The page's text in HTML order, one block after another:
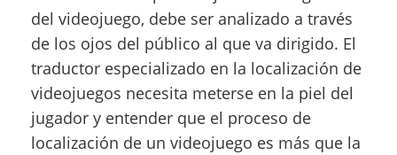
del videojuego, debe ser analizado a través
de los ojos del público al que va dirigido. El
traductor especializado en la localización de
videojuegos necesita meterse en la piel del
jugador y entender que el proceso de
localización de un videojuego es más que la